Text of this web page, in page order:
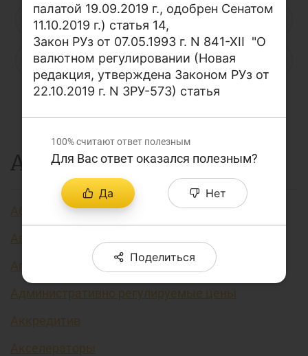
О проекте
Поиск по сайту
Карта сайта
Н О П Р С
Ф Х Ц Ч Ш Щ
Я ...
А
Аббревиатура финансовых технологий
Авторизация
Агент финансовый
Административно регулируемые цены
Аккредитив
Акселераторы
палатой 19.09.2019 г., одобрен Сенатом
11.10.2019 г.) статья 14,
Закон РУз от 07.05.1993 г. N 841-XII "О
валютном регулировании (Новая
редакция, утверждена Законом РУз от
22.10.2019 г. N ЗРУ-573) статья
100%считают ответ полезным
Для Вас ответ оказался полезным?
Да Нет
Поделиться